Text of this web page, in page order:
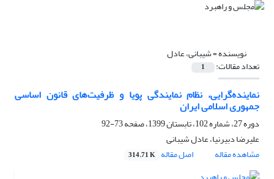
نویسنده =شیبانی، عادل
تعداد مقالات: 1
نماینده‌گرایی، نظام نمایندگی پویا و ظرفیت‌های قانون اساسی
جمهوری اسلامی ایران
دوره 27، شماره 102، تابستان 1399، صفحه
73-92
علیرضا دبیرنیا، عادل شیبانی
مشاهده مقاله
اصل مقاله 314.71 K